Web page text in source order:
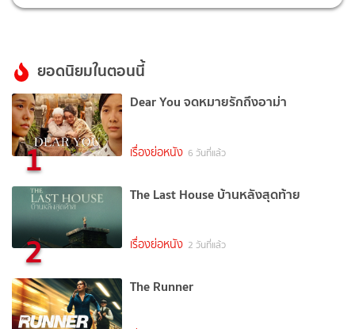
ยอดนิยมในตอนนี้
1
Dear You จดหมายรักถึงอาม่า
เรื่องย่อหนัง 6 วันที่แล้ว
2
The Last House บ้านหลังสุดท้าย
เรื่องย่อหนัง 2 วันที่แล้ว
The Runner